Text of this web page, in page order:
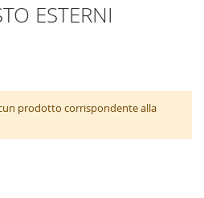
ESTERNI
prodotto corrispondente alla